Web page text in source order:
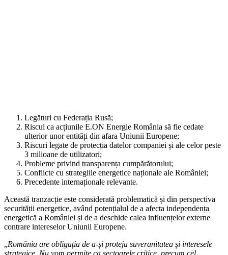
Legături cu Federația Rusă;
Riscul ca acțiunile E.ON Energie România să fie cedate
ulterior unor entități din afara Uniunii Europene;
Riscuri legate de protecția datelor companiei și ale celor peste
3 milioane de utilizatori;
Probleme privind transparența cumpărătorului;
Conflicte cu strategiile energetice naționale ale României;
Precedente internaționale relevante.
Această tranzacție este considerată problematică și din perspectiva
securității energetice, având potențialul de a afecta independența
energetică a României și de a deschide calea influențelor externe
contrare intereselor Uniunii Europene.
„România are obligația de a-și proteja suveranitatea și interesele
strategice. Nu vom permite ca sectoarele critice, precum cel